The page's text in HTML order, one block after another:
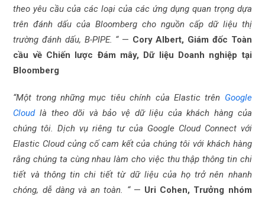
theo yêu cầu của các loại của các ứng dụng quan trọng dựa
trên đánh dấu của Bloomberg cho nguồn cấp dữ liệu thị
trường đánh dấu, B-PIPE. “— Cory Albert, Giám đốc Toàn
cầu về Chiến lược Đám mây, Dữ liệu Doanh nghiệp tại
Bloomberg
“Một trong những mục tiêu chính của Elastic trên Google
Cloudlà theo dõi và bảo vệ dữ liệu của khách hàng của
chúng tôi. Dịch vụ riêng tư của Google Cloud Connect với
Elastic Cloud củng cố cam kết của chúng tôi với khách hàng
rằng chúng ta cùng nhau làm cho việc thu thập thông tin chi
tiết và thông tin chi tiết từ dữ liệu của họ trở nên nhanh
chóng, dễ dàng và an toàn. “— Uri Cohen, Trưởng nhóm